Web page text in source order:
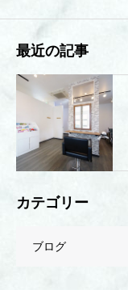
最近の記事
カテゴリー
ブログ